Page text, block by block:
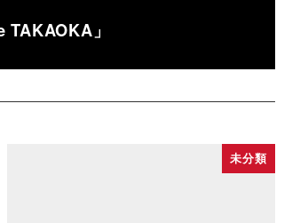
TAKAOKA」
未分類